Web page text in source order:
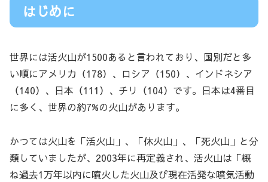
はじめに
世界には活火山が1500あると言われており、国別だと多
い順にアメリカ（178）、ロシア（150）、インドネシア
（140）、日本（111）、チリ（104）です。日本は4番目
に多く、世界の約7%の火山があります。
かつては火山を「活火山」、「休火山」、「死火山」と分
類していましたが、2003年に再定義され、活火山は「概
ね過去1万年以内に噴火した火山及び現在活発な噴気活動